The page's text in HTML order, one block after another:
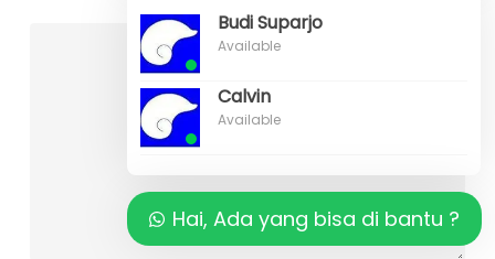
Budi Suparjo
Available
Calvin
Available
Hai, Ada yang bisa di bantu ?